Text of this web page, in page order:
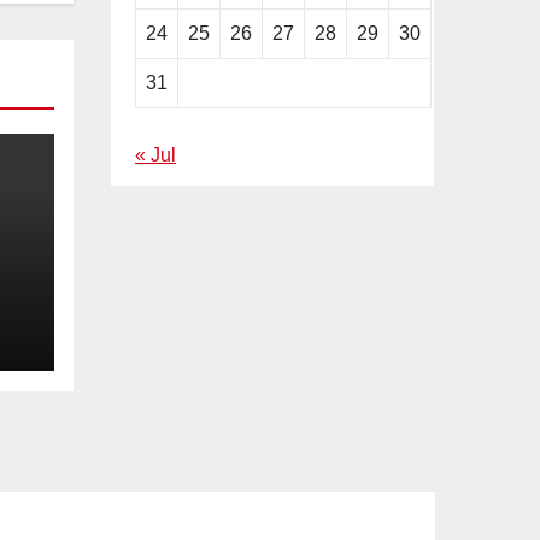
24 25 26 27 28 29 30
31
« Jul